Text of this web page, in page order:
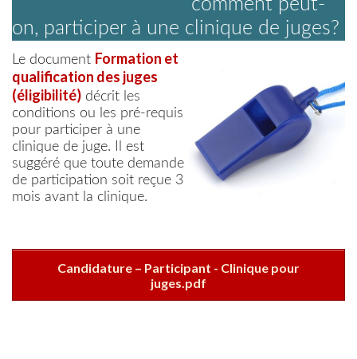
FORMULAIRES
comment peut-
on, participer à une clinique de juges?
Le document Formation et
qualification des juges
(éligibilité) décrit les
conditions ou les pré-requis
pour participer à une
clinique de juge. Il est
suggéré que toute demande
de participation soit reçue 3
mois avant la clinique.
Candidature – Participant - Clinique pour
juges.pdf